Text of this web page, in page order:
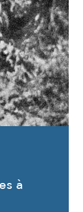
à